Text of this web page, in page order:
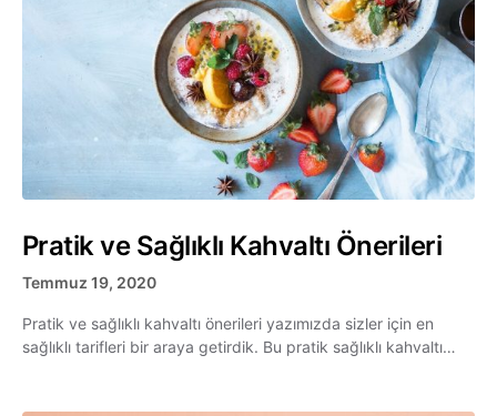
Pratik ve Sağlıklı Kahvaltı Önerileri
Temmuz 19, 2020
Pratik ve sağlıklı kahvaltı önerileri yazımızda sizler için en
sağlıklı tarifleri bir araya getirdik. Bu pratik sağlıklı kahvaltı…